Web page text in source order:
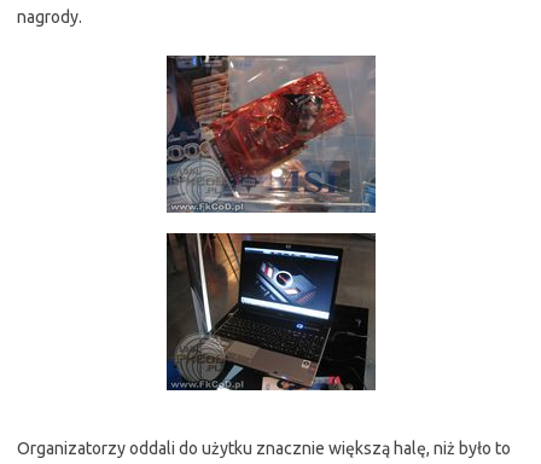
nagrody.
Organizatorzy oddali do użytku znacznie większą halę, niż było to